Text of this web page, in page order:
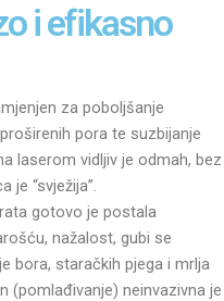
i efikasno
za poboljšanje
pora te suzbijanje
laserom vidljiv je odmah, bez
je “svježija”.
gotovo je postala
nažalost, gubi se
bora, staračkih pjega i mrlja
(pomlađivanje) neinvazivna je